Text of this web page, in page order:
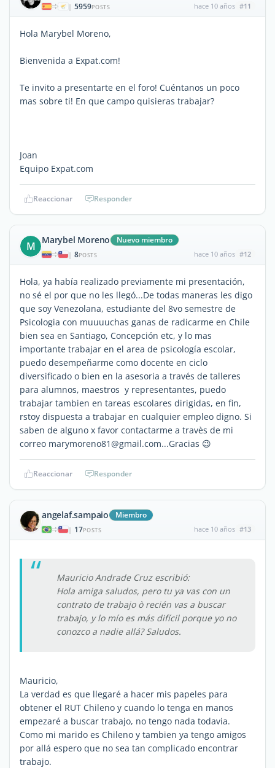
| 5959POSTS hace 10 años #11
Hola Marybel Moreno,
Bienvenida a Expat.com!
Te invito a presentarte en el foro! Cuéntanos un poco
mas sobre ti! En que campo quisieras trabajar?
Joan
Equipo Expat.com
Reaccionar Responder
M Marybel Moreno Nuevo miembro
| 8POSTS hace 10 años #12
Hola, ya había realizado previamente mi presentación,
no sé el por que no les llegó...De todas maneras les digo
que soy Venezolana, estudiante del 8vo semestre de
Psicologia con muuuuchas ganas de radicarme en Chile
bien sea en Santiago, Concepción etc, y lo mas
importante trabajar en el area de psicología escolar,
puedo desempeñarme como docente en ciclo
diversificado o bien en la asesoria a través de talleres
para alumnos, maestros y representantes, puedo
trabajar tambien en tareas escolares dirigidas, en fin,
rstoy dispuesta a trabajar en cualquier empleo digno. Si
saben de alguno x favor contactarme a travès de mi
correo marymoreno81@gmail.com...Gracias 😉
Reaccionar Responder
angelaf.sampaio Miembro
| 17POSTS hace 10 años #13
Mauricio Andrade Cruz escribió:
Hola amiga saludos, pero tu ya vas con un
contrato de trabajo ò recién vas a buscar
trabajo, y lo mío es más difícil porque yo no
conozco a nadie allá? Saludos.
Mauricio,
La verdad es que llegaré a hacer mis papeles para
obtener el RUT Chileno y cuando lo tenga en manos
empezaré a buscar trabajo, no tengo nada todavia.
Como mi marido es Chileno y tambien ya tengo amigos
por allá espero que no sea tan complicado encontrar
trabajo.